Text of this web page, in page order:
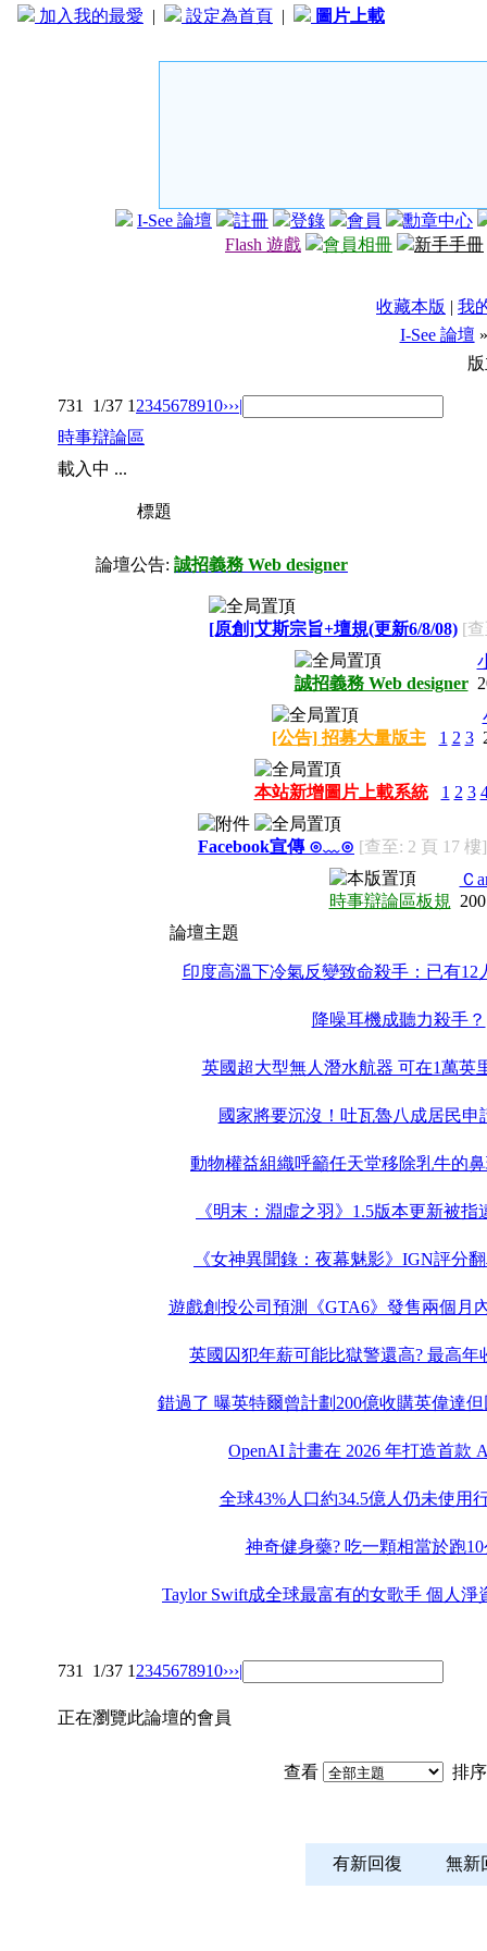
加入我的最愛 | 設定為首頁 | 圖片上載
I-See 論壇 註冊 登錄 會員
勳章中心
Flash 遊戲
會員相冊 新手手冊
收藏本版 | 我
I-See 論壇
731 1/37 1 2345678910›››|
時事辯論區
載入中 ...
標題
論壇公告: 誠招義務 Web designer
[原創]艾斯宗旨+壇規(更新6/8/08) [
誠招義務 Web designer
[公告] 招募大量版主 1 2 3
本站新增圖片上載系統 1 2 3
Facebook宣傳 ⊙﹏⊙ [查至: 2 頁 17 樓]
時事辯論區板規
Ｃ
論壇主題
印度高溫下冷氣反變致命殺手：已有12
降噪耳機成聽力殺手？
英國超大型無人潛水航器 可在1萬英
國家將要沉沒！吐瓦魯八成居民申
動物權益組織呼籲任天堂移除乳牛的
《明末：淵虛之羽》1.5版本更新被指
《女神異聞錄：夜幕魅影》IGN評分
遊戲創投公司預測《GTA6》發售兩個月
英國囚犯年薪可能比獄警還高? 最高年
錯過了 曝英特爾曾計劃200億收購英偉達
OpenAI 計畫在 2026 年打造首款
全球43%人口約34.5億人仍未使用
神奇健身藥? 吃一顆相當於跑
Taylor Swift成全球最富有的女歌手 個人淨
731 1/37 1 2345678910›››|
正在瀏覽此論壇的會員
查看 排
有新回復 無